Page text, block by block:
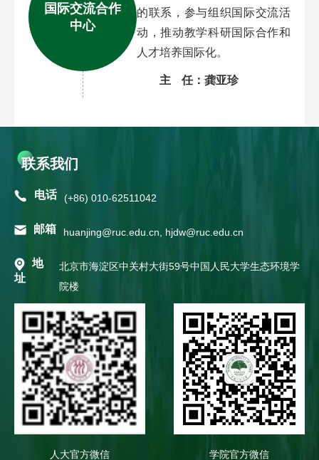
国际交流合作
中心
的联系，参与组织国际交流活
动，推动教学科研国际合作和
人才培养国际化。
主 任：龚亚珍
联系我们
电话 (+86) 010-62511042
邮箱 huanjing@ruc.edu.cn, hjdw@ruc.edu.cn
地
址
北京市海淀区中关村大街59号中国人民大学生态环境学
院楼
人大官方微信 学院官方微信